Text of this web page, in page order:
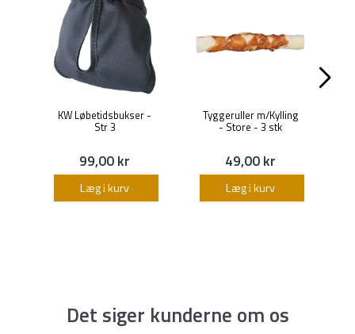
KW Løbetidsbukser -
Str 3
99,00 kr
Læg i kurv
Tyggeruller m/Kylling
- Store - 3 stk
49,00 kr
Læg i kurv
Det siger kunderne om os